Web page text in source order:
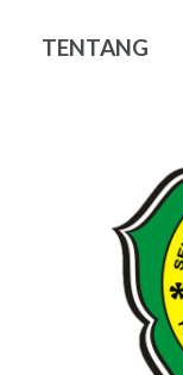
TENTANG